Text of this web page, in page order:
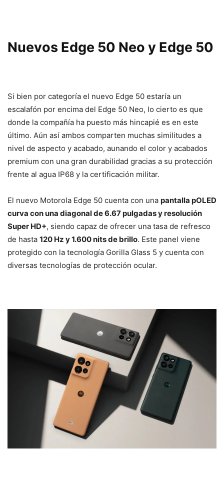
Nuevos Edge 50 Neo y Edge 50
Si bien por categoría el nuevo Edge 50 estaría un
escalafón por encima del Edge 50 Neo, lo cierto es que
donde la compañía ha puesto más hincapié es en este
último. Aún así ambos comparten muchas similitudes a
nivel de aspecto y acabado, aunando el color y acabados
premium con una gran durabilidad gracias a su protección
frente al agua IP68 y la certificación militar.
El nuevo Motorola Edge 50 cuenta con una pantalla pOLED
curva con una diagonal de 6.67 pulgadas y resolución
Super HD+, siendo capaz de ofrecer una tasa de refresco
de hasta 120 Hz y 1.600 nits de brillo. Este panel viene
protegido con la tecnología Gorilla Glass 5 y cuenta con
diversas tecnologías de protección ocular.